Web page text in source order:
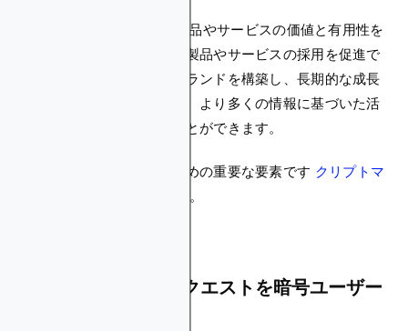
Crypto Questを通じて、製品やサービスの価値と有用性を
ユーザーに教えることで、製品やサービスの採用を促進で
きます。さらに、強力なブランドを構築し、長期的な成長
を促進するために不可欠な、より多くの情報に基づいた活
発なコミュニティを育むことができます。
これらはすべて成功するための重要な要素です クリプトマ
キャンペーン。
どうすればあなたのクエストを暗号ユーザー